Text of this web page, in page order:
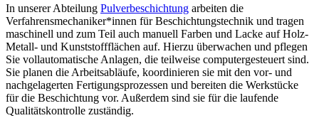
In unserer Abteilung Pulverbeschichtung arbeiten die
Verfahrensmechaniker*innen für Beschichtungstechnik und tragen
maschinell und zum Teil auch manuell Farben und Lacke auf Holz-
Metall- und Kunststoffflächen auf. Hierzu überwachen und pflegen
Sie vollautomatische Anlagen, die teilweise computergesteuert sind.
Sie planen die Arbeitsabläufe, koordinieren sie mit den vor- und
nachgelagerten Fertigungsprozessen und bereiten die Werkstücke
für die Beschichtung vor. Außerdem sind sie für die laufende
Qualitätskontrolle zuständig.